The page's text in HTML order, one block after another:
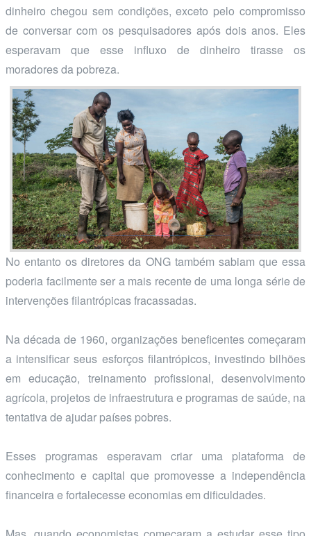
dinheiro chegou sem condições, exceto pelo compromisso
de conversar com os pesquisadores após dois anos. Eles
esperavam que esse influxo de dinheiro tirasse os
moradores da pobreza.
No entanto os diretores da ONG também sabiam que essa
poderia facilmente ser a mais recente de uma longa série de
intervenções filantrópicas fracassadas.
Na década de 1960, organizações beneficentes começaram
a intensificar seus esforços filantrópicos, investindo bilhões
em educação, treinamento profissional, desenvolvimento
agrícola, projetos de infraestrutura e programas de saúde, na
tentativa de ajudar países pobres.
Esses programas esperavam criar uma plataforma de
conhecimento e capital que promovesse a independência
financeira e fortalecesse economias em dificuldades.